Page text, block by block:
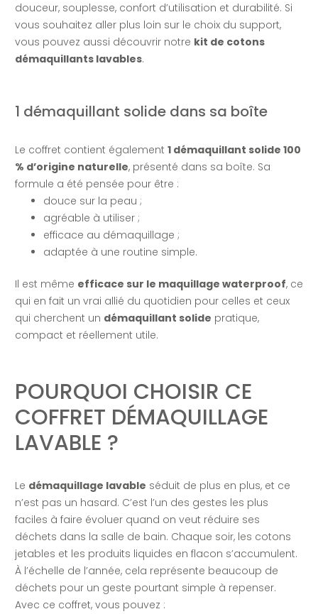
douceur, souplesse, confort d’utilisation et durabilité. Si
vous souhaitez aller plus loin sur le choix du support,
vous pouvez aussi découvrir notre kit de cotons
démaquillants lavables.
1 démaquillant solide dans sa boîte
Le coffret contient également 1 démaquillant solide 100
% d’origine naturelle, présenté dans sa boîte. Sa
formule a été pensée pour être :
douce sur la peau ;
agréable à utiliser ;
efficace au démaquillage ;
adaptée à une routine simple.
Il est même efficace sur le maquillage waterproof, ce
qui en fait un vrai allié du quotidien pour celles et ceux
qui cherchent un démaquillant solide pratique,
compact et réellement utile.
POURQUOI CHOISIR CE
COFFRET DÉMAQUILLAGE
LAVABLE ?
Le démaquillage lavable séduit de plus en plus, et ce
n’est pas un hasard. C’est l’un des gestes les plus
faciles à faire évoluer quand on veut réduire ses
déchets dans la salle de bain. Chaque soir, les cotons
jetables et les produits liquides en flacon s’accumulent.
À l’échelle de l’année, cela représente beaucoup de
déchets pour un geste pourtant simple à repenser.
Avec ce coffret, vous pouvez :